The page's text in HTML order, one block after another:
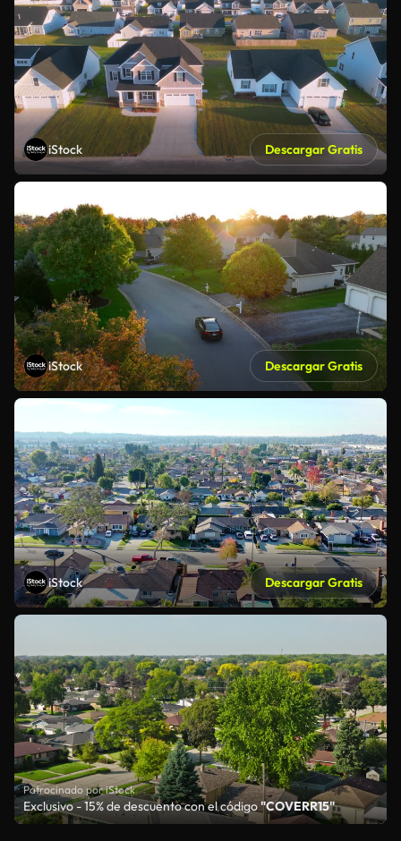
iStock Descargar Gratis
iStock Descargar Gratis
iStock Descargar Gratis
Patrocinado por iStock
Exclusivo - 15% de descuento con el código"COVERR15"